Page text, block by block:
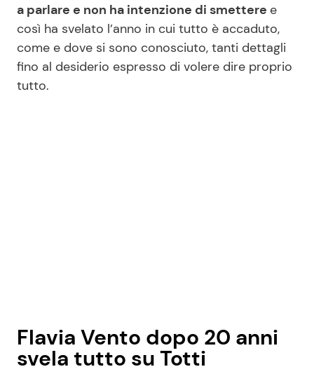
Festività Ricette per Bambini
Seguici
a parlare e non ha intenzione di smettere e
così ha svelato l’anno in cui tutto è accaduto,
come e dove si sono conosciuto, tanti dettagli
fino al desiderio espresso di volere dire proprio
tutto.
Flavia Vento dopo 20 anni
svela tutto su Totti